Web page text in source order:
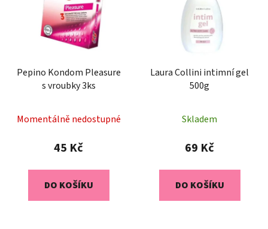
Pepino Kondom Pleasure
s vroubky 3ks
Momentálně nedostupné
45 Kč
DO KOŠÍKU
Laura Collini intimní gel
500g
Skladem
69 Kč
DO KOŠÍKU